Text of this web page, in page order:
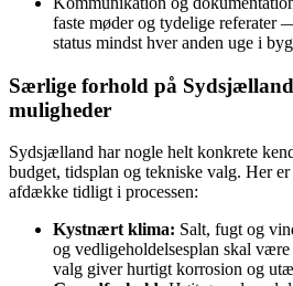
faste møder og tydelige referater
status mindst hver anden uge i
Særlige forhold på
muligheder
Sydsjælland har nogle helt konkrete
budget, tidsplan og tekniske valg. Her
afdække tidligt i processen:
Kystnært klima: Salt, fugt og
og vedligeholdelsesplan skal
valg giver hurtigt korrosion og